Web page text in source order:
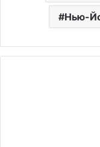
Нью-